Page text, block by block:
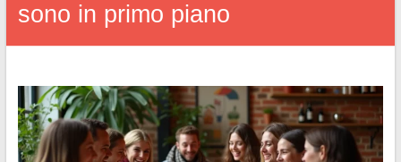
sono in primo piano